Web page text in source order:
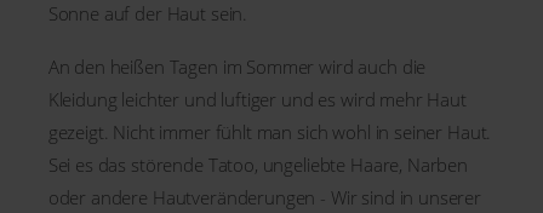
Sonne auf der Haut sein.
An den heißen Tagen im Sommer wird auch die
Kleidung leichter und luftiger und es wird mehr Haut
gezeigt. Nicht immer fühlt man sich wohl in seiner Haut.
Sei es das störende Tatoo, ungeliebte Haare, Narben
oder andere Hautveränderungen - Wir sind in unserer